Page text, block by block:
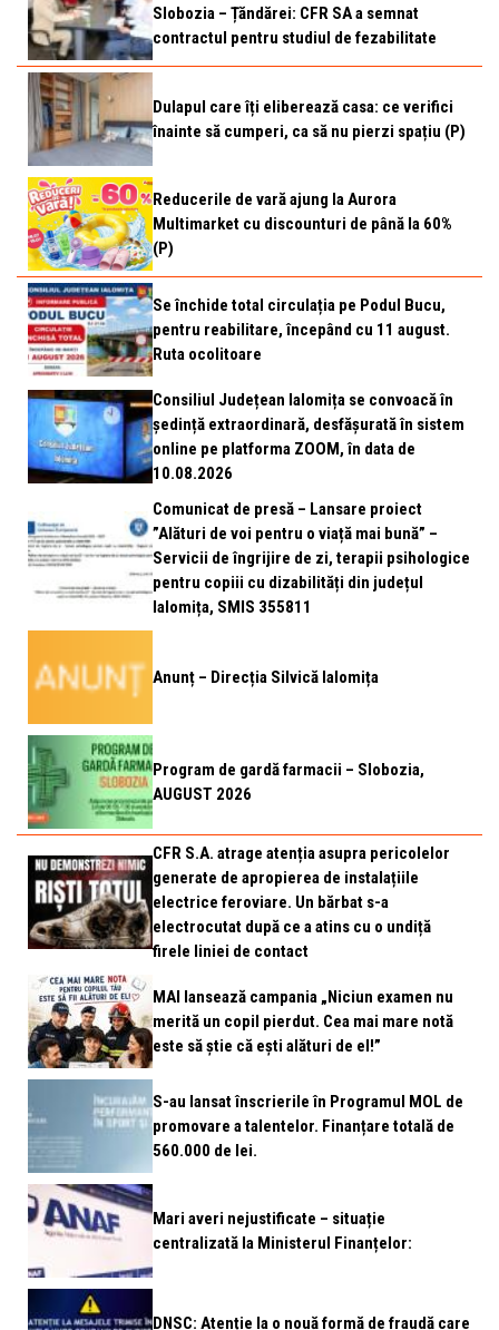
Slobozia – Țăndărei: CFR SA a semnat
contractul pentru studiul de fezabilitate
Dulapul care îți eliberează casa: ce verifici
înainte să cumperi, ca să nu pierzi spațiu (P)
Reducerile de vară ajung la Aurora
Multimarket cu discounturi de până la 60%
(P)
Se închide total circulația pe Podul Bucu,
pentru reabilitare, începând cu 11 august.
Ruta ocolitoare
Consiliul Județean Ialomița se convoacă în
ședință extraordinară, desfășurată în sistem
online pe platforma ZOOM, în data de
10.08.2026
Comunicat de presă – Lansare proiect
”Alături de voi pentru o viață mai bună” –
Servicii de îngrijire de zi, terapii psihologice
pentru copiii cu dizabilități din județul
Ialomița, SMIS 355811
Anunț – Direcția Silvică Ialomița
Program de gardă farmacii – Slobozia,
AUGUST 2026
CFR S.A. atrage atenția asupra pericolelor
generate de apropierea de instalațiile
electrice feroviare. Un bărbat s-a
electrocutat după ce a atins cu o undiță
firele liniei de contact
MAI lansează campania „Niciun examen nu
merită un copil pierdut. Cea mai mare notă
este să știe că ești alături de el!”
S-au lansat înscrierile în Programul MOL de
promovare a talentelor. Finanțare totală de
560.000 de lei.
Mari averi nejustificate – situație
centralizată la Ministerul Finanțelor:
DNSC: Atenție la o nouă formă de fraudă care